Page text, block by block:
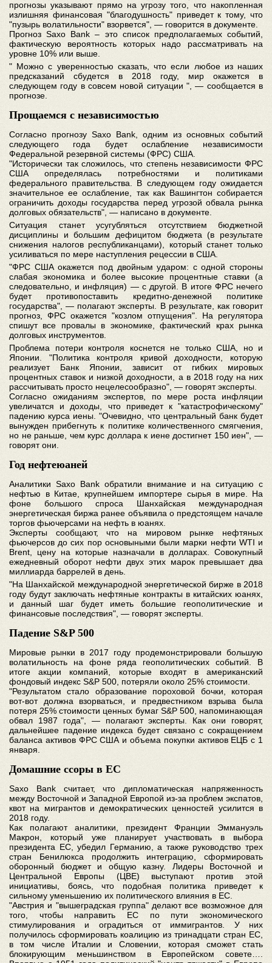
прогнозы указывают прямо на угрозу того, что накопленная
излишняя финансовая "благодушность" приведет к тому, что
"пузырь волатильности" взорвется", — говорится в документе.
Прогноз Saxo Bank – это список предполагаемых событий,
фактическую вероятность которых надо рассматривать на
уровне 10% или выше.
" Можно с уверенностью сказать, что если любое из наших
предсказаний сбудется в 2018 году, мир окажется в
следующем году в совсем новой ситуации ", — сообщается в
прогнозе.
Прощаемся с независимостью
Согласно прогнозу Saxo Bank, одним из основных событий
следующего года будет ослабление независимости
Федеральной резервной системы (ФРС) США.
"Исторически так сложилось, что степень независимости ФРС
США определялась потребностями и политиками
федерального правительства. В следующем году ожидается
значительное ее ослабление, так как Вашингтон собирается
ограничить доходы государства перед угрозой обвала рынка
долговых обязательств", — написано в документе.
Ситуация станет усугубляться отсутствием бюджетной
дисциплины и большим дефицитом бюджета (в результате
снижения налогов республиканцами), который станет только
усиливаться по мере наступления рецессии в США.
"ФРС США окажется под двойным ударом: с одной стороны
слабая экономика и более высокие процентные ставки (а
следовательно, и инфляция) — с другой. В итоге ФРС нечего
будет противопоставить кредитно-денежной политике
государства", — полагают эксперты. В результате, как говорит
прогноз, ФРС окажется "козлом отпущения". На регулятора
спишут все провалы в экономике, фактический крах рынка
долговых инструментов.
Проблема потери контроля коснется не только США, но и
Японии. "Политика контроля кривой доходности, которую
реализует Банк Японии, зависит от гибких мировых
процентных ставок и низкой доходности, а в 2018 году на них
рассчитывать просто нецелесообразно", — говорят эксперты.
Согласно ожиданиям экспертов, по мере роста инфляции
увеличатся и доходы, что приведет к "катастрофическому"
падению курса иены. "Очевидно, что центральный банк будет
вынужден прибегнуть к политике количественного смягчения,
но не раньше, чем курс доллара к иене достигнет 150 иен", —
говорят они.
Год нефтеюаней
Аналитики Saxo Bank обратили внимание и на ситуацию с
нефтью в Китае, крупнейшем импортере сырья в мире. На
фоне большого спроса Шанхайская международная
энергетическая биржа ранее объявила о предстоящем начале
торгов фьючерсами на нефть в юанях.
Эксперты сообщают, что на мировом рынке нефтяных
фьючерсов до сих пор основыными были марки нефти WTI и
Brent, цену на которые назначали в долларах. Совокупный
ежедневный оборот нефти двух этих марок превышает два
миллиарда баррелей в день.
"На Шанхайской международной энергетической бирже в 2018
году будут заключать нефтяные контракты в китайских юанях,
и данный шаг будет иметь большие геополитические и
финансовые последствия", — говорят эксперты.
Падение S&P 500
Мировые рынки в 2017 году продемонстрировали большую
волатильность на фоне ряда геополитических событий. В
итоге акции компаний, которые входят в американский
фондовый индекс S&P 500, потеряли около 25% стоимости.
"Результатом стало образование пороховой бочки, которая
вот-вот должна взорваться, и предвестником взрыва была
потеря 25% стоимости ценных бумаг S&P 500, напоминающая
обвал 1987 года", — полагают эксперты. Как они говорят,
дальнейшее падение индекса будет связано с сокращением
баланса активов ФРС США и объема покупки активов ЕЦБ с 1
января.
Домашние ссоры в ЕС
Saxo Bank считает, что дипломатическая напряженность
между Восточной и Западной Европой из-за проблем экспатов,
квот на мигрантов и демократических ценностей усилится в
2018 году.
Как полагают аналитики, президент Франции Эммануэль
Макрон, который уже планирует участвовать в выбора
президента ЕС, убедил Германию, а также руководство трех
стран Бенилюкса продолжить интеграцию, сформировать
оборонный бюджет и общую казну. Лидеры Восточной и
Центральной Европы (ЦВЕ) выступают против этой
инициативы, боясь, что подобная политика приведет к
сильному уменьшению их политического влияния в ЕС.
"Австрия и "вышеградская группа" делают все возможное для
того, чтобы направить ЕС по пути экономического
стимулирования и оградиться от иммигрантов. У них
получилось сформировать коалицию из тринадцати стран ЕС,
в том числе Италии и Словении, которая сможет стать
блокирующим меньшинством в Европейском совете….